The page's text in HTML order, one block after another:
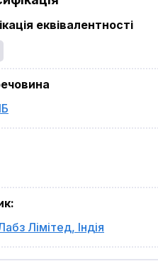
еквівалентності
:
Лімітед, Індія